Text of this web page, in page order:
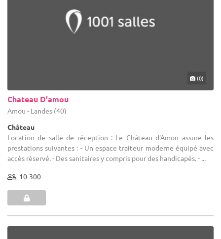
(0)
Chateau D'amou
Amou - Landes (40)
Château
Location de salle de réception : Le Château d'Amou assure les
prestations suivantes : - Un espace traiteur moderne équipé avec
accès réservé. - Des sanitaires y compris pour des handicapés. - ...
10-300